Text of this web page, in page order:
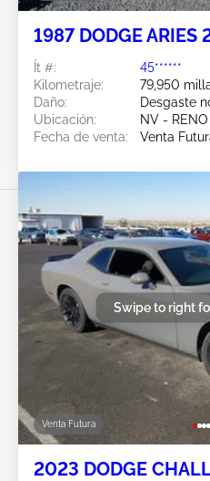
1987 DODGE ARIES
Ít #:
45******
Kilometraje:
79,950
Daño:
Desgaste
Ubicación:
NV - RENO
Fecha de venta:
Venta
Venta Futura
Swipe to right
2023 DODGE